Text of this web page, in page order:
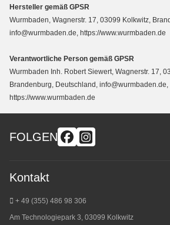
Hersteller gemäß GPSR
Wurmbaden, Wagnerstr. 17, 03099 Kolkwitz,
info@wurmbaden.de, https://www.wurmbaden.de
Verantwortliche Person gemäß GPSR
Wurmbaden Inh. Robert Siewert, Wagnerstr. 17,
Brandenburg, Deutschland, info@wurmbaden.de,
https://www.wurmbaden.de
FOLGEN
Kontakt
+ 49 (355) 486 98 306
Am Technologiepark 3, 03099 Kolkwitz